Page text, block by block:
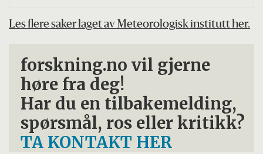
Les flere saker laget av Meteorologisk institutt her.
forskning.no vil gjerne
høre fra deg!
Har du en tilbakemelding,
spørsmål, ros eller kritikk?
TA KONTAKT HER